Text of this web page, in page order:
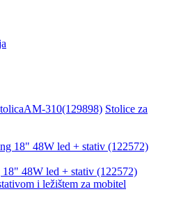
AM-310(129898) Stolice za
48W led + stativ (122572)
i ležištem za mobitel